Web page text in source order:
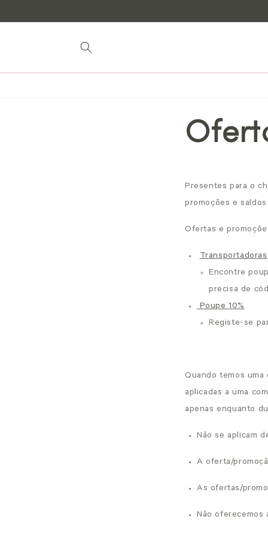
Presentes para o
promoções e
Ofertas e
Encontre
precisa de
Poupe 10%
Registe-se
Quando temos
aplicadas a uma
apenas enquanto
Não se aplicam
A oferta/
As ofertas/
Não oferecemos